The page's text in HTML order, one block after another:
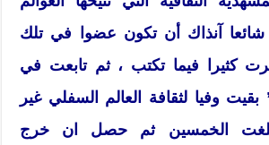
شائعا آنذاك أن تكون عضوا في تلك
كثيرا فيما تكتب ، ثم تابعت في
وفيا لثقافة العالم السفلي غير
الخمسين ثم حصل ان خرج